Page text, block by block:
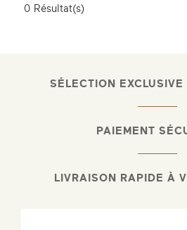
0Résultat(s)
SÉLECTION
PAIEMENT
LIVRAISON RAPIDE À
SE CONNECTER